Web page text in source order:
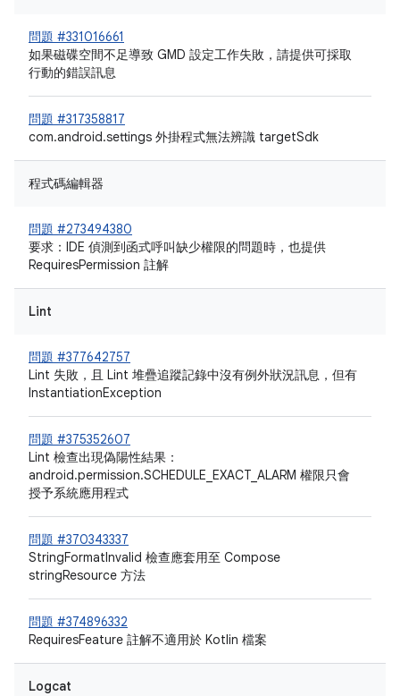
問題 #331016661
如果磁碟空間不足導致 GMD 設定工作失敗，請提供可採取
行動的錯誤訊息
問題 #317358817
com.android.settings 外掛程式無法辨識 targetSdk
程式碼編輯器
問題 #273494380
要求：IDE 偵測到函式呼叫缺少權限的問題時，也提供
RequiresPermission 註解
Lint
問題 #377642757
Lint 失敗，且 Lint 堆疊追蹤記錄中沒有例外狀況訊息，但有
InstantiationException
問題 #375352607
Lint 檢查出現偽陽性結果：
android.permission.SCHEDULE_EXACT_ALARM 權限只會
授予系統應用程式
問題 #370343337
StringFormatInvalid 檢查應套用至 Compose
stringResource 方法
問題 #374896332
RequiresFeature 註解不適用於 Kotlin 檔案
Logcat